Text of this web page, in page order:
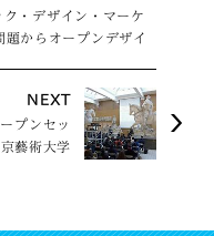
・デザイン・マーケ
からオープンデザイ
NEXT
プンセッ
藝術大学